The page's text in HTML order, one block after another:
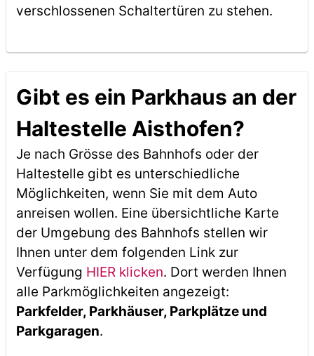
verschlossenen Schaltertüren zu stehen.
Gibt es ein Parkhaus an der
Haltestelle Aisthofen?
Je nach Grösse des Bahnhofs oder der
Haltestelle gibt es unterschiedliche
Möglichkeiten, wenn Sie mit dem Auto
anreisen wollen. Eine übersichtliche Karte
der Umgebung des Bahnhofs stellen wir
Ihnen unter dem folgenden Link zur
Verfügung HIER klicken. Dort werden Ihnen
alle Parkmöglichkeiten angezeigt:
Parkfelder, Parkhäuser, Parkplätze und
Parkgaragen.